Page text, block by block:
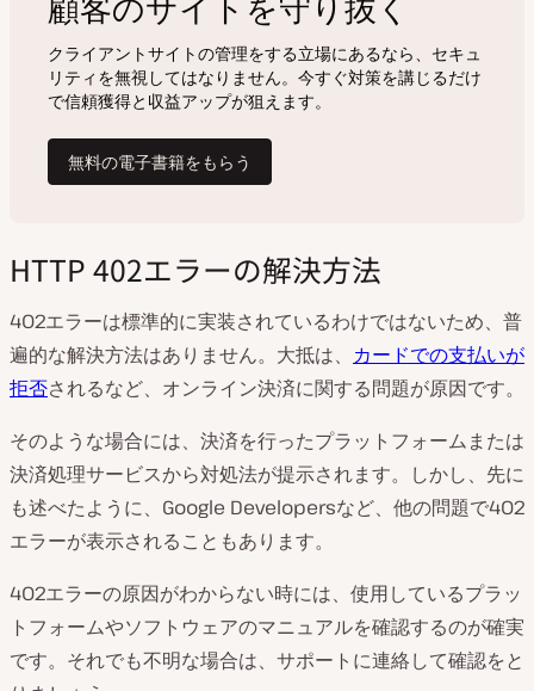
HTTP 402エラーの解決方法
402エラーは標準的に実装されているわけではないため、普
遍的な解決方法はありません。大抵は、 カードでの支払いが
拒否されるなど、オンライン決済に関する問題が原因です。
そのような場合には、決済を行ったプラットフォームまたは
決済処理サービスから対処法が提示されます。しかし、先に
も述べたように、Google Developersなど、他の問題で402
エラーが表示されることもあります。
402エラーの原因がわからない時には、使用しているプラッ
トフォームやソフトウェアのマニュアルを確認するのが確実
です。それでも不明な場合は、サポートに連絡して確認をと